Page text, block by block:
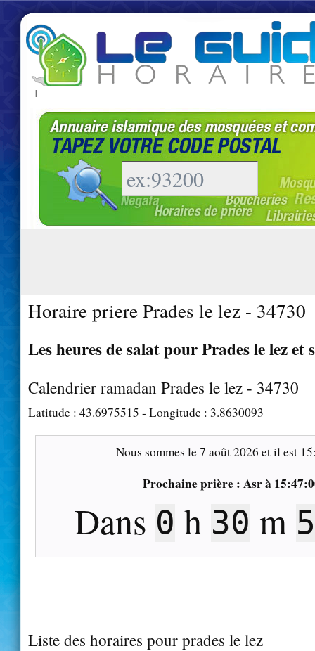
|
Horaire priere Prades le lez - 34730
Les heures de salat pour Prades le lez et
Calendrier ramadan Prades le lez - 34730
Latitude : 43.6975515 - Longitude : 3.8630093
Nous sommes le7 août 2026 et il est
Prochaine prière : Asrà
Dans 0 h 30 m
Liste des horaires pour prades le lez